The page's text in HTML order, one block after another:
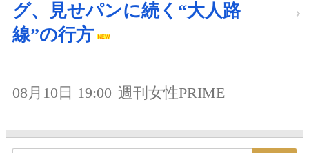
グ、見せパンに続く“大人路
線”の行方
08月10日 19:00 週刊女性PRIME